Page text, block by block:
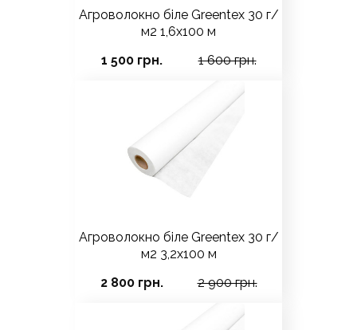
Агроволокно біле Greentex 30 г/
м2 1,6x100 м
1 500 грн.
1 600 грн.
Агроволокно біле Greentex 30 г/
м2 3,2x100 м
2 800 грн.
2 900 грн.